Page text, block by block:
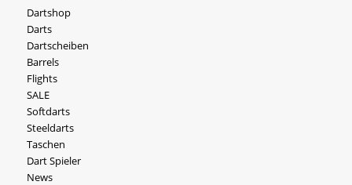
Dartshop
Darts
Dartscheiben
Barrels
Flights
SALE
Softdarts
Steeldarts
Taschen
Dart Spieler
News